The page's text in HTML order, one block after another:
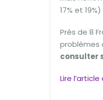
17% et 19%)
Près de 8
problèmes
consulter
Lire